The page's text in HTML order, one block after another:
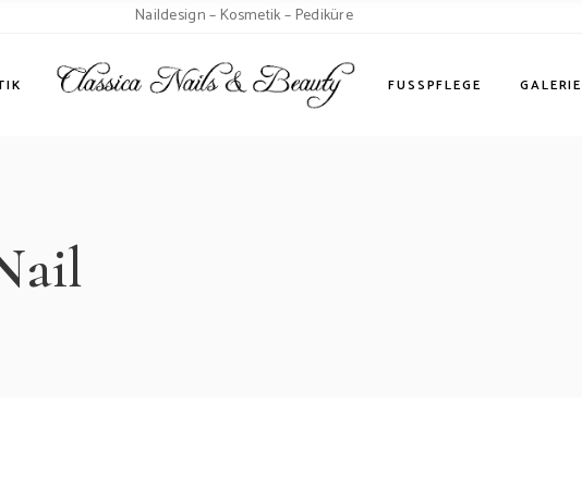
Naildesign – Kosmetik – Pediküre
FUSSPFLEGE GALERIE